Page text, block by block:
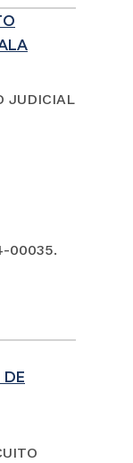
JUDICIAL
00035.
DE